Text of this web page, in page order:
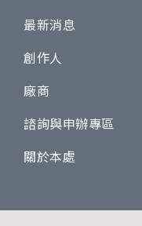
最新消息
創作人
廠商
諮詢與申辦專區
關於本處